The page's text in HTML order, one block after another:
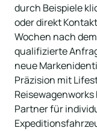
durch Beispiele
oder direkt
Wochen nach
qualifizierte
neue
Präzision mit
Partner für